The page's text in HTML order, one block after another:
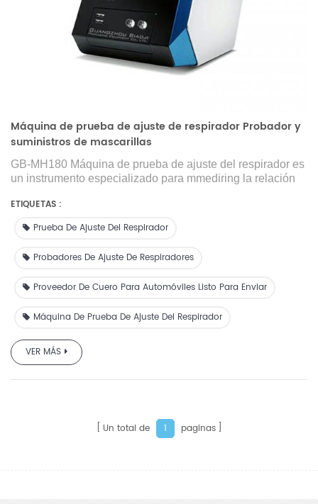
Máquina de prueba de ajuste de respirador Probador y
suministros de mascarillas
GB-MH180 Máquina de prueba de ajuste del respirador es
un instrumento especializado para mmediring la relación
dentro y fuera de la máscara
ajustada y verifique las fugas, que sea compatible con los
requisitos de OSHA y GB 19083-2010. La
lugares de trabajo como hospitales, fábricas plantas, sitios
ETIQUETAS :
Prueba De Ajuste Del Respirador
Probadores De Ajuste De Respiradores
Proveedor De Cuero Para Automóviles Listo Para Enviar
Máquina De Prueba De Ajuste Del Respirador
VER MÁS
Un total de 1 paginas